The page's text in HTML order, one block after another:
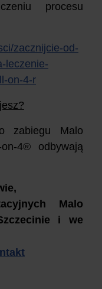
procesu
zacznijcie-od-
leczenie-
on-4-r
zabiegu Malo
4® odbywają
Malo
i we